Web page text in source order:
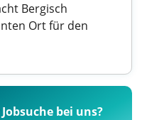
Bergisch
Ort für den
bei uns?